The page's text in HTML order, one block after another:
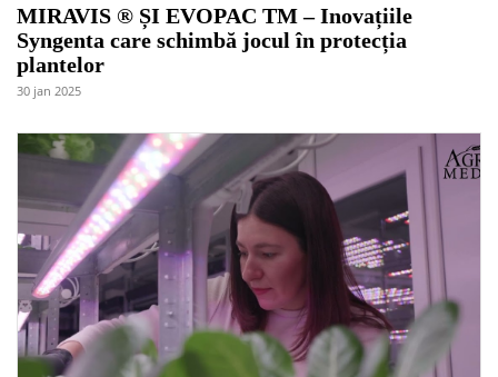
MIRAVIS ® ȘI EVOPAC TM – Inovațiile
Syngenta care schimbă jocul în protecția
plantelor
30 jan 2025